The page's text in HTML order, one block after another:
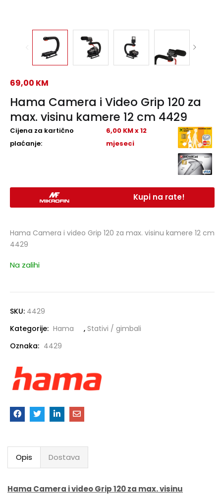
Hama Camera i Video Grip 120 za
max. visinu kamere 12 cm 4429
69,00 KM
Cijena za kartično
plaćanje:
6,00 KM x 12
mjeseci
Kupi na rate!
Hama Camera i video Grip 120 za max. visinu kamere 12 cm
4429
Na zalihi
SKU: 4429
Kategorije: Hama , Stativi / gimbali
Oznaka: 4429
Opis Dostava
Hama Camera i video Grip 120 za max. visinu